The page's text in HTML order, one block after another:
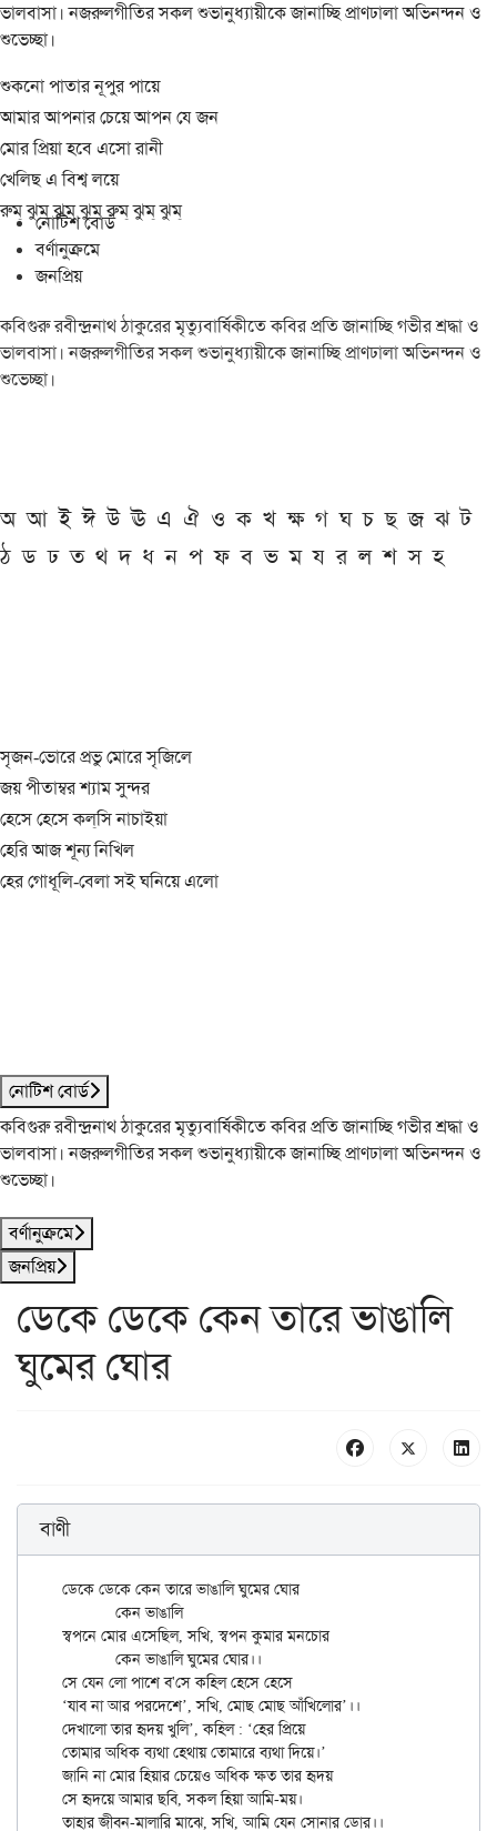
ভালবাসা। নজরুলগীতির সকল শুভানুধ্যায়ীকে জানাচ্ছি প্রাণঢালা অভিনন্দন ও
শুভেচ্ছা।
শুকনো পাতার নূপুর পায়ে
আমার আপনার চেয়ে আপন যে জন
মোর প্রিয়া হবে এসো রানী
খেলিছ এ বিশ্ব লয়ে
রুম্ ঝুম্ ঝুম্ ঝুম্ রুম্ ঝুম্ ঝুম্
নোটিশ বোর্ড
বর্ণানুক্রমে
জনপ্রিয়
কবিগুরু রবীন্দ্রনাথ ঠাকুরের মৃত্যুবার্ষিকীতে কবির প্রতি জানাচ্ছি গভীর শ্রদ্ধা ও
ভালবাসা। নজরুলগীতির সকল শুভানুধ্যায়ীকে জানাচ্ছি প্রাণঢালা অভিনন্দন ও
শুভেচ্ছা।
অ আ ই ঈ উ ঊ এ ঐ ও ক খ ক্ষ গ ঘ চ ছ জ ঝ ট
ঠ ড ঢ ত থ দ ধ ন প ফ ব ভ ম য র ল শ স হ
সৃজন-ভোরে প্রভু মোরে সৃজিলে
জয় পীতাম্বর শ্যাম সুন্দর
হেসে হেসে কল্‌সি নাচাইয়া
হেরি আজ শূন্য নিখিল
হের গোধূলি-বেলা সই ঘনিয়ে এলো
নোটিশ বোর্ড
কবিগুরু রবীন্দ্রনাথ ঠাকুরের মৃত্যুবার্ষিকীতে কবির প্রতি জানাচ্ছি গভীর শ্রদ্ধা ও
ভালবাসা। নজরুলগীতির সকল শুভানুধ্যায়ীকে জানাচ্ছি প্রাণঢালা অভিনন্দন ও
শুভেচ্ছা।
বর্ণানুক্রমে
জনপ্রিয়
ডেকে ডেকে কেন তারে ভাঙালি
ঘুমের ঘোর
বাণী
ডেকে ডেকে কেন তারে ভাঙালি ঘুমের ঘোর
স্বপনে মোর এসেছিল, সখি, স্বপন কুমার মনচোর
সে যেন লো পাশে ব'সে কহিল হেসে হেসে
‌‘যাব না আর পরদেশে’, সখি, মোছ মোছ আঁখিলোর’।।
দেখালো তার হৃদয় খুলি’, কহিল : ‌‘হের প্রিয়ে
তোমার অধিক ব্যথা হেথায় তোমারে ব্যথা দিয়ে।’
জানি না মোর হিয়ার চেয়েও অধিক ক্ষত তার হৃদয়
সে হৃদয়ে আমার ছবি, সকল হিয়া আমি-ময়।
তাহার জীবন-মালারি মাঝে, সখি, আমি যেন সোনার ডোর।।